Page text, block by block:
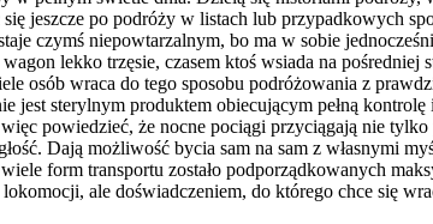
jeszcze po podróży w listach lub przypadkowych
czymś niepowtarzalnym, bo ma w sobie
lekko trzęsie, czasem ktoś wsiada na
osób wraca do tego sposobu podróżowania z
jest sterylnym produktem obiecującym pełną
powiedzieć, że nocne pociągi przyciągają nie
Dają możliwość bycia sam na sam z
form transportu zostało podporządkowanych
ale doświadczeniem, do którego chce się